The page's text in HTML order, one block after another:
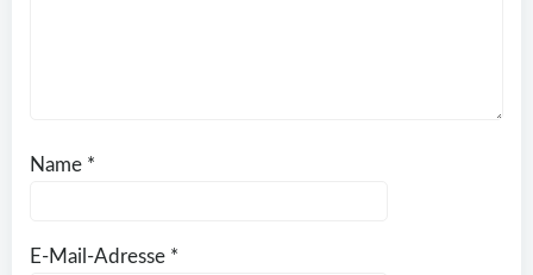
Name *
E-Mail-Adresse *